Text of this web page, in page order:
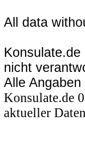
All data
nicht
Alle
Konsulate.de
aktueller